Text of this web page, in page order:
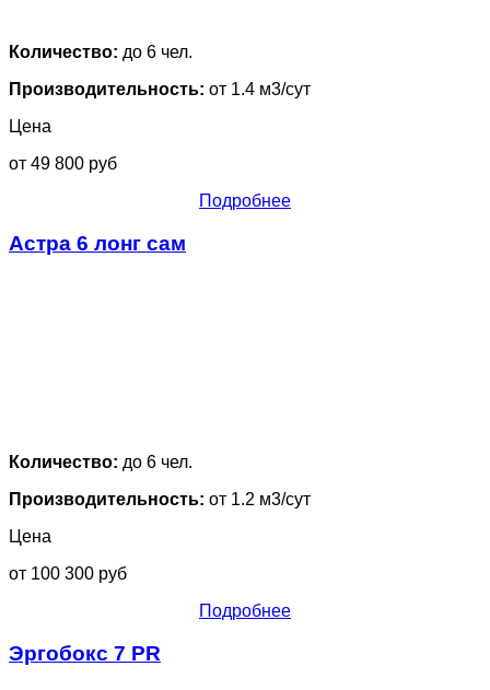
Количество: до 6 чел.
Производительность: от 1.4 м3/сут
Цена
от 49 800 руб
Подробнее
Астра 6 лонг сам
Количество: до 6 чел.
Производительность: от 1.2 м3/сут
Цена
от 100 300 руб
Подробнее
Эргобокс 7 PR